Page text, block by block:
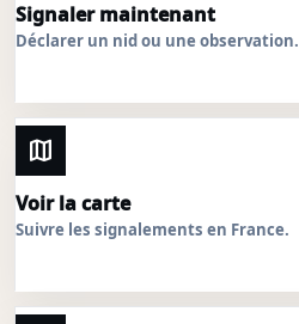
Signaler maintenant
Déclarer un nid ou une observation.
map
Voir la carte
Suivre les signalements en France.